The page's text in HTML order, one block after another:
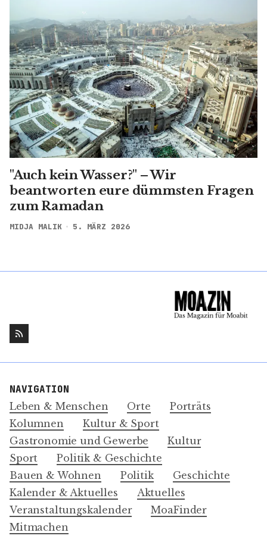
"Auch kein Wasser?" – Wir
beantworten eure dümmsten Fragen
zum Ramadan
MIDJA MALIK 5. MÄRZ 2026
NAVIGATION
Leben & Menschen Orte
Porträts
Kolumnen
Kultur & Sport
Gastronomie und Gewerbe
Kultur
Sport
Politik & Geschichte
Bauen & Wohnen
Politik
Geschichte
Kalender & Aktuelles
Aktuelles
Veranstaltungskalender
MoaFinder
Mitmachen